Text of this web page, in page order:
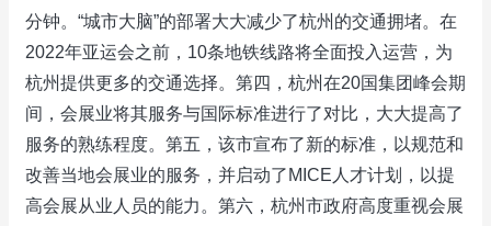
分钟。“城市大脑”的部署大大减少了杭州的交通拥堵。在
2022年亚运会之前，10条地铁线路将全面投入运营，为
杭州提供更多的交通选择。第四，杭州在20国集团峰会期
间，会展业将其服务与国际标准进行了对比，大大提高了
服务的熟练程度。第五，该市宣布了新的标准，以规范和
改善当地会展业的服务，并启动了MICE人才计划，以提
高会展从业人员的能力。第六，杭州市政府高度重视会展